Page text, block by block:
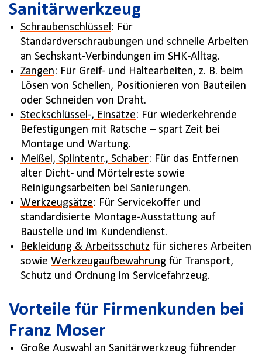
Sanitärwerkzeug
Schraubenschlüssel: Für
Standardverschraubungen und schnelle Arbeiten
an Sechskant-Verbindungen im SHK-Alltag.
Zangen: Für Greif- und Haltearbeiten, z. B. beim
Lösen von Schellen, Positionieren von Bauteilen
oder Schneiden von Draht.
Steckschlüssel-, Einsätze: Für wiederkehrende
Befestigungen mit Ratsche – spart Zeit bei
Montage und Wartung.
Meißel, Splintentr., Schaber: Für das Entfernen
alter Dicht- und Mörtelreste sowie
Reinigungsarbeiten bei Sanierungen.
Werkzeugsätze: Für Servicekoffer und
standardisierte Montage-Ausstattung auf
Baustelle und im Kundendienst.
Bekleidung & Arbeitsschutz für sicheres Arbeiten
sowie Werkzeugaufbewahrung für Transport,
Schutz und Ordnung im Servicefahrzeug.
Vorteile für Firmenkunden bei
Franz Moser
Große Auswahl an Sanitärwerkzeug führender